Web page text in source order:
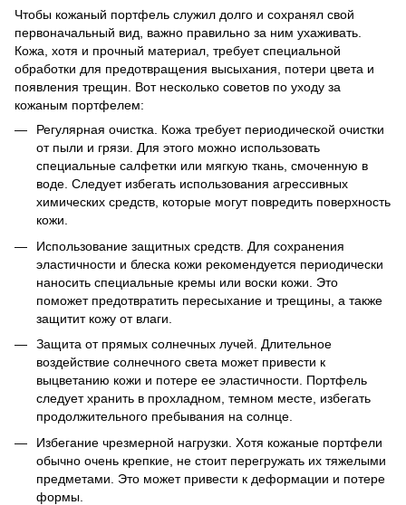
Чтобы кожаный портфель служил долго и сохранял свой
первоначальный вид, важно правильно за ним ухаживать.
Кожа, хотя и прочный материал, требует специальной
обработки для предотвращения высыхания, потери цвета и
появления трещин. Вот несколько советов по уходу за
кожаным портфелем:
Регулярная очистка. Кожа требует периодической очистки
от пыли и грязи. Для этого можно использовать
специальные салфетки или мягкую ткань, смоченную в
воде. Следует избегать использования агрессивных
химических средств, которые могут повредить поверхность
кожи.
Использование защитных средств. Для сохранения
эластичности и блеска кожи рекомендуется периодически
наносить специальные кремы или воски кожи. Это
поможет предотвратить пересыхание и трещины, а также
защитит кожу от влаги.
Защита от прямых солнечных лучей. Длительное
воздействие солнечного света может привести к
выцветанию кожи и потере ее эластичности. Портфель
следует хранить в прохладном, темном месте, избегать
продолжительного пребывания на солнце.
Избегание чрезмерной нагрузки. Хотя кожаные портфели
обычно очень крепкие, не стоит перегружать их тяжелыми
предметами. Это может привести к деформации и потере
формы.